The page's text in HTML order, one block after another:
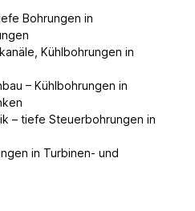
Bohrungen in
Kühlbohrungen in
– Kühlbohrungen in
– tiefe Steuerbohrungen in
in Turbinen- und